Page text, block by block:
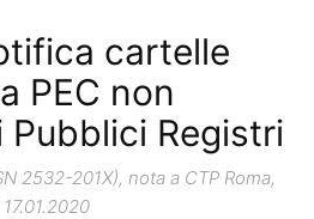
cartelle
PEC non
Pubblici Registri
2532-201X), nota a CTP Roma,